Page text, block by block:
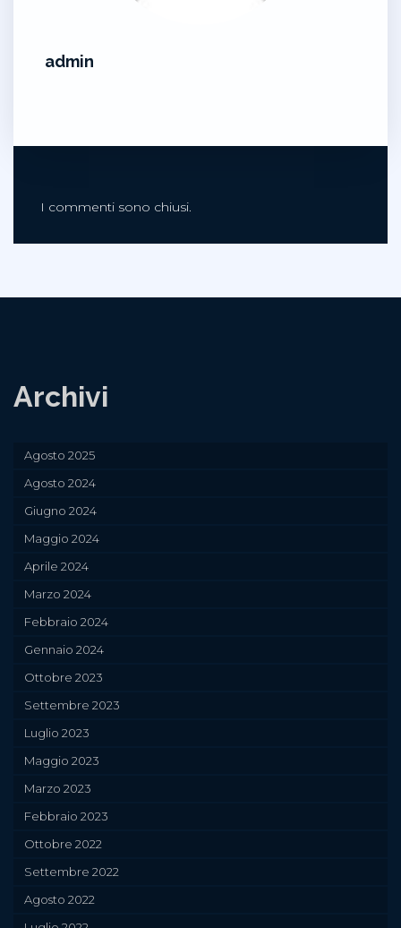
admin
I commenti sono chiusi.
Archivi
Agosto 2025
Agosto 2024
Giugno 2024
Maggio 2024
Aprile 2024
Marzo 2024
Febbraio 2024
Gennaio 2024
Ottobre 2023
Settembre 2023
Luglio 2023
Maggio 2023
Marzo 2023
Febbraio 2023
Ottobre 2022
Settembre 2022
Agosto 2022